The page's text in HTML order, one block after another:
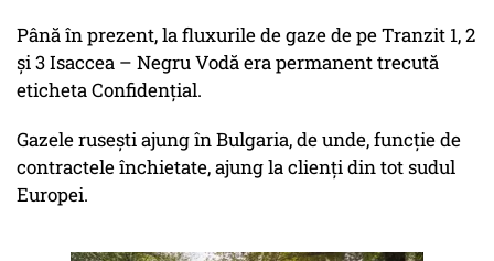
Până în prezent, la fluxurile de gaze de pe Tranzit 1, 2
şi 3 Isaccea – Negru Vodă era permanent trecută
eticheta Confidenţial.
Gazele ruseşti ajung în Bulgaria, de unde, funcţie de
contractele închietate, ajung la clienţi din tot sudul
Europei.